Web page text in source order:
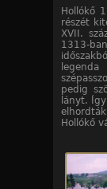
Hollókő
részét
XVII.
1313-
pedig
lányt.
Hollókő